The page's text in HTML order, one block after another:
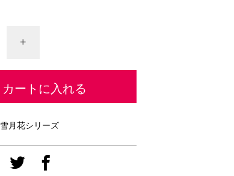
+
カートに入れる
雪月花シリーズ